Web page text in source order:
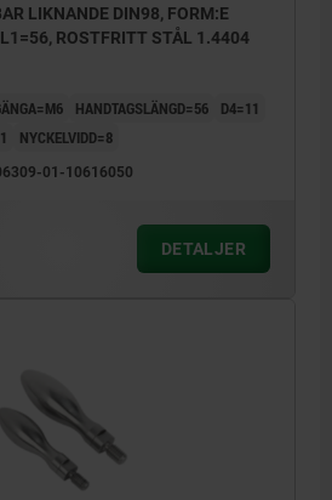
LIKNANDE DIN98, FORM:E
ROSTFRITT STÅL 1.4404
HANDTAGSLÄNGD=56
D4=11
NYCKELVIDD=8
01-10616050
DETALJER